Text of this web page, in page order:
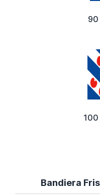
Bandiera